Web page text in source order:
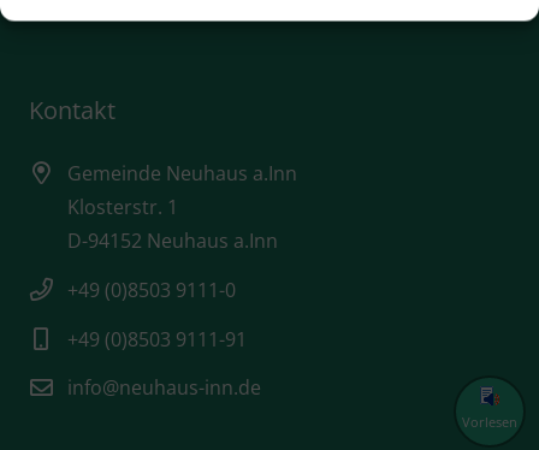
Vorlesen
Kontakt
Gemeinde Neuhaus a.Inn
Klosterstr. 1
D-94152 Neuhaus a.Inn
+49 (0)8503 9111-0
+49 (0)8503 9111-91
info@neuhaus-inn.de